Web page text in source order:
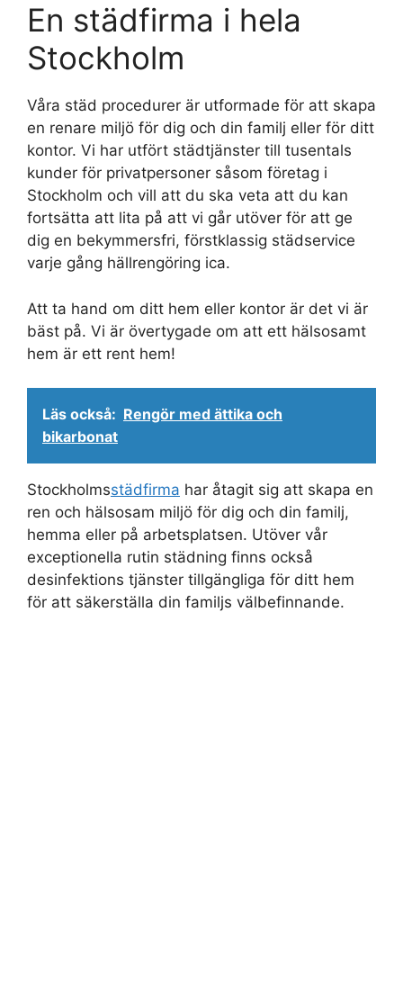
En städfirma i hela
Stockholm
Våra städ procedurer är utformade för att skapa
en renare miljö för dig och din familj eller för ditt
kontor. Vi har utfört städtjänster till tusentals
kunder för privatpersoner såsom företag i
Stockholm och vill att du ska veta att du kan
fortsätta att lita på att vi går utöver för att ge
dig en bekymmersfri, förstklassig städservice
varje gång hällrengöring ica.
Att ta hand om ditt hem eller kontor är det vi är
bäst på. Vi är övertygade om att ett hälsosamt
hem är ett rent hem!
Läs också: Rengör med ättika och
bikarbonat
Stockholmsstädfirma har åtagit sig att skapa en
ren och hälsosam miljö för dig och din familj,
hemma eller på arbetsplatsen. Utöver vår
exceptionella rutin städning finns också
desinfektions tjänster tillgängliga för ditt hem
för att säkerställa din familjs välbefinnande.